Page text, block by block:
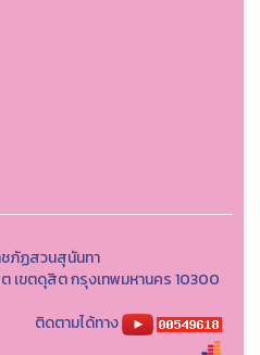
ภัฏสวนสุนันทา
เขตดุสิต กรุงเทพมหานคร 10300
ติดตามได้ทาง